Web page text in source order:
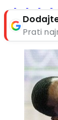
Prati